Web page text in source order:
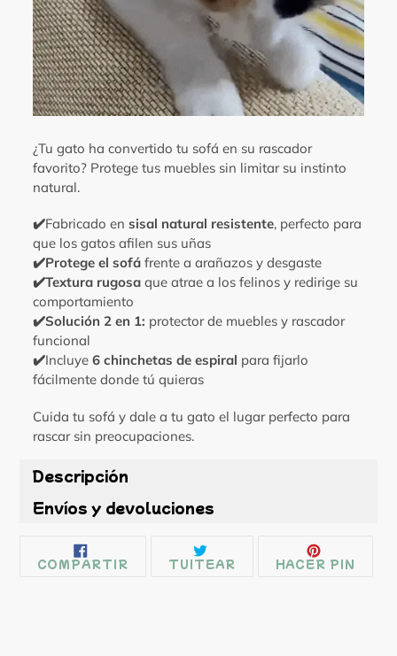
¿Tu gato ha convertido tu sofá en su rascador
favorito? Protege tus muebles sin limitar su instinto
natural.
✔️Fabricado en sisal natural resistente, perfecto para
que los gatos afilen sus uñas
✔️Protege el sofá frente a arañazos y desgaste
✔️Textura rugosa que atrae a los felinos y redirige su
comportamiento
✔️Solución 2 en 1: protector de muebles y rascador
funcional
✔️Incluye 6 chinchetas de espiral para fijarlo
fácilmente donde tú quieras
Cuida tu sofá y dale a tu gato el lugar perfecto para
rascar sin preocupaciones.
Descripción
Envíos y devoluciones
COMPARTIR COMPARTIR
TUITEAR TUITEAR
EN
HACER PIN